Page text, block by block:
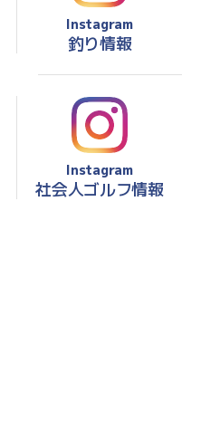
Instagram
釣り情報
Instagram
社会人ゴルフ情報